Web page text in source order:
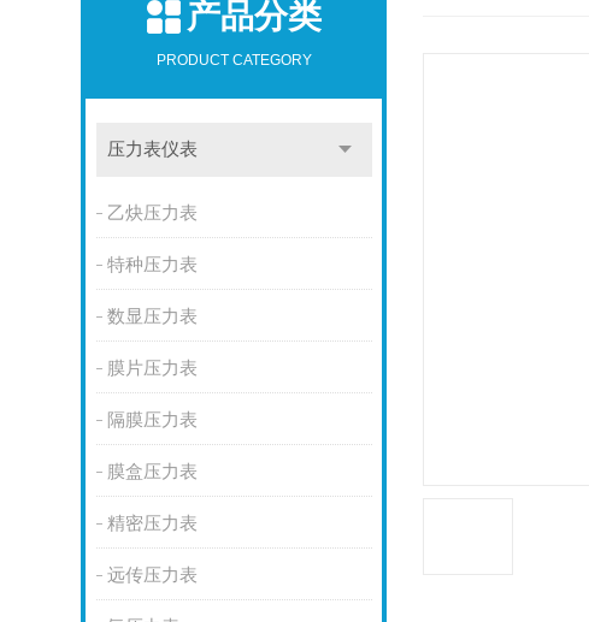
产品分类
PRODUCT CATEGORY
压力表仪表
乙炔压力表
特种压力表
数显压力表
膜片压力表
隔膜压力表
膜盒压力表
精密压力表
远传压力表